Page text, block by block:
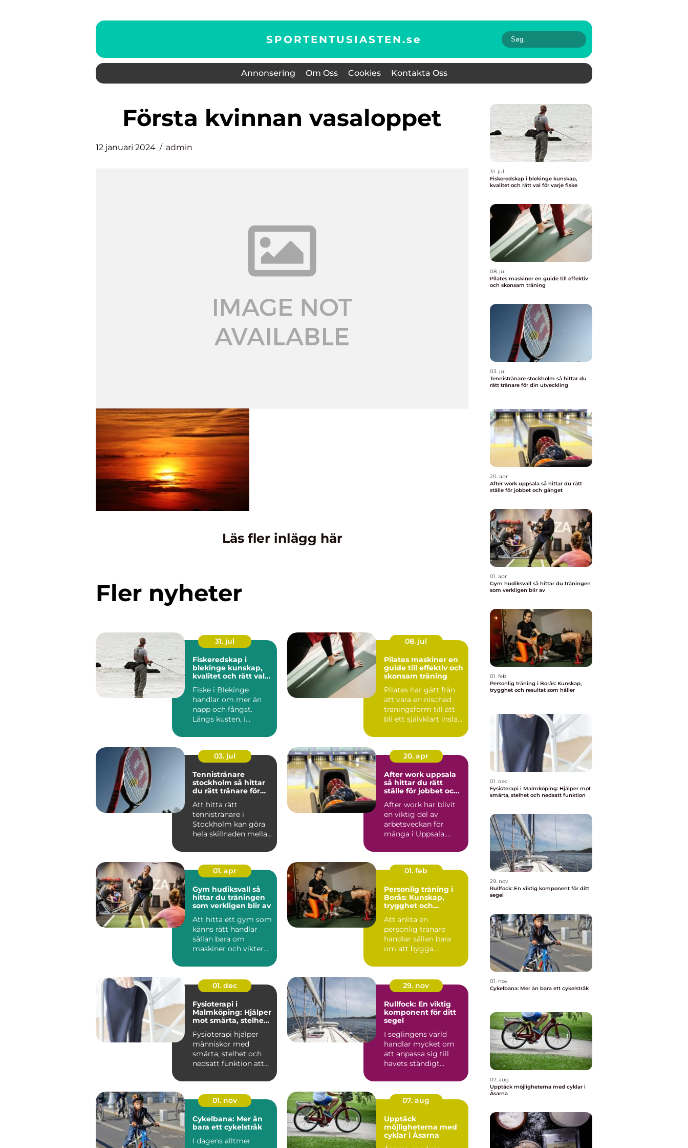
SPORTENTUSIASTEN.se
Annonsering Om Oss Cookies Kontakta Oss
första kvinnan vasaloppet
12 januari 2024 admin
Läs fler inlägg här
Fler nyheter
31. jul
Fiskeredskap i
blekinge kunskap,
kvalitet och rätt val
Fiske i Blekinge
handlar om mer än
napp och fångst.
Längs kusten, i
många sjöarn...
08. jul
Pilates maskiner en
guide till effektiv och
skonsam träning
Pilates har gått från
att vara en nischad
träningsform till att
bli ett självklart inslag
03. jul
Tennistränare
stockholm så hittar
du rätt tränare för
Att hitta rätt
tennistränare i
Stockholm kan göra
hela skillnaden mellan
och sna...
20. apr
After work uppsala
så hittar du rätt
ställe för jobbet och
After work har blivit
en viktig del av
arbetsveckan för
många i Uppsala.
utanför k...
01. apr
Gym hudiksvall så
hittar du träningen
som verkligen blir av
Att hitta ett gym som
känns rätt handlar
sällan bara om
maskiner och vikter.
Hudiksvall ...
01. feb
Personlig träning i
Borås: Kunskap,
trygghet och
Att anlita en
personlig tränare
handlar sällan bara
om att bygga
01. dec
Fysioterapi i
Malmköping: Hjälper
mot smärta, stelhet
Fysioterapi hjälper
människor med
smärta, stelhet och
nedsatt funktion att
29. nov
Rullfock: En viktig
komponent för ditt
segel
I seglingens värld
handlar mycket om
att anpassa sig till
havets ständigt
01. nov
Cykelbana: Mer än
bara ett cykelstråk
I dagens alltmer
07. aug
Upptäck
möjligheterna med
cyklar i Åsarna
31. jul
Fiskeredskap i blekinge kunskap,
kvalitet och rätt val för varje fiske
08. jul
Pilates maskiner en guide till effektiv
och skonsam träning
03. jul
Tennistränare stockholm så hittar du
rätt tränare för din utveckling
20. apr
After work uppsala så hittar du rätt
ställe för jobbet och gänget
01. apr
Gym hudiksvall så hittar du träningen
som verkligen blir av
01. feb
Personlig träning i Borås: Kunskap,
trygghet och resultat som håller
01. dec
Fysioterapi i Malmköping: Hjälper mot
smärta, stelhet och nedsatt funktion
29. nov
Rullfock: En viktig komponent för ditt
segel
01. nov
Cykelbana: Mer än bara ett cykelstråk
07. aug
Upptäck möjligheterna med cyklar i
Åsarna